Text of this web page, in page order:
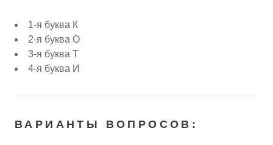
1-я буква К
2-я буква О
3-я буква Т
4-я буква И
ВАРИАНТЫ ВОПРОСОВ: